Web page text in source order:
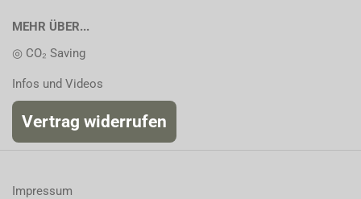
MEHR ÜBER...
◎ CO₂ Saving
Infos und Videos
Vertrag widerrufen
Impressum